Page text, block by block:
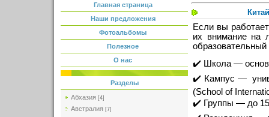
Главная страница
Наши предложения
Фотоальбомы
Полезное
О нас
Разделы
Абхазия [4]
Австралия [7]
Если вы
их внимание на
✔️ Школа —
✔️ Кампус —
(School of
✔️ Группы — до 15